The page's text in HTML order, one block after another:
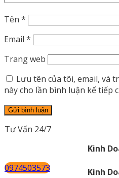
Tên *
Email *
Trang web
Lưu tên của tôi, email, và
này cho lần bình luận kế tiếp
Tư Vấn 24/7
Kinh
0974503573
Kinh